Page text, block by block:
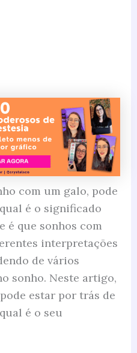
com um galo, pode
é o significado
é que sonhos com
interpretações
de vários
sonho. Neste artigo,
estar por trás de
é o seu